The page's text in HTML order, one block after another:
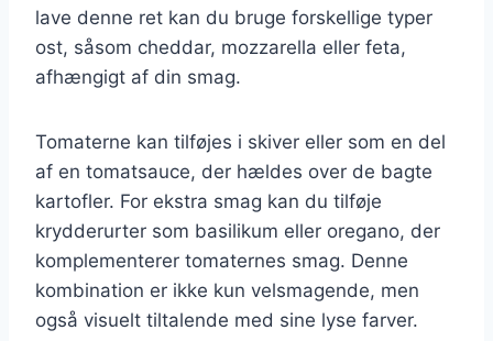
lave denne ret kan du bruge forskellige typer
ost, såsom cheddar, mozzarella eller feta,
afhængigt af din smag.
Tomaterne kan tilføjes i skiver eller som en del
af en tomatsauce, der hældes over de bagte
kartofler. For ekstra smag kan du tilføje
krydderurter som basilikum eller oregano, der
komplementerer tomaternes smag. Denne
kombination er ikke kun velsmagende, men
også visuelt tiltalende med sine lyse farver.